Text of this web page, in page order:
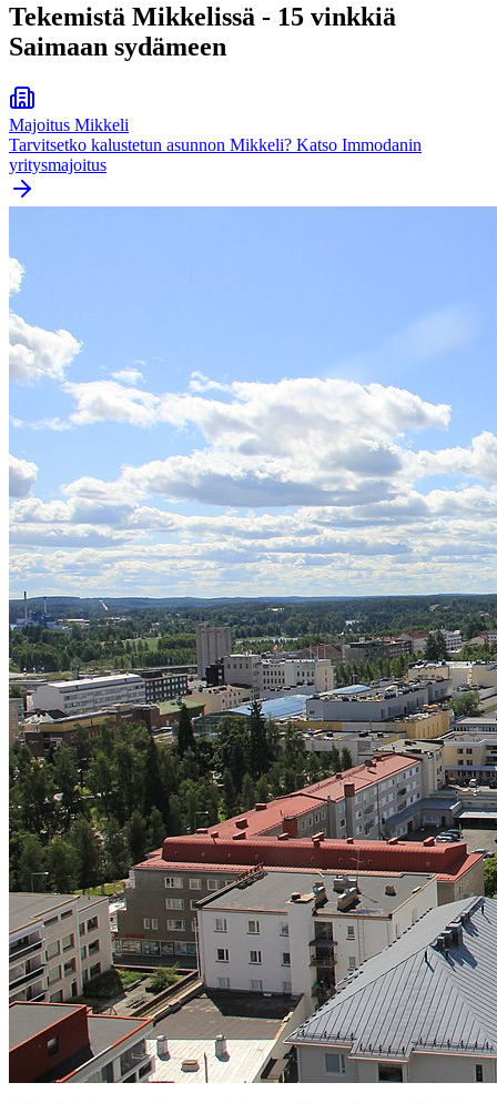
‍Tekemistä Mikkelissä - 15 vinkkiä
Saimaan sydämeen
Majoitus Mikkeli
Tarvitsetko kalustetun asunnon Mikkeli? Katso Immodanin
yritysmajoitus